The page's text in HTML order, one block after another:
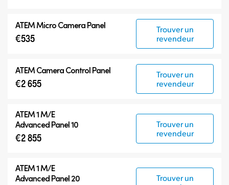
ATEM Micro Camera Panel
€535
Trouver un
revendeur
ATEM Camera Control Panel
€2 655
Trouver un
revendeur
ATEM 1 M/E
Advanced Panel 10
€2 855
Trouver un
revendeur
ATEM 1 M/E
Advanced Panel 20
Trouver un